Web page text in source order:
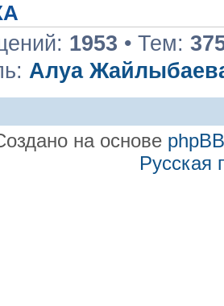
1953 • Тем:
Алуа
на основе phpBB
Русская